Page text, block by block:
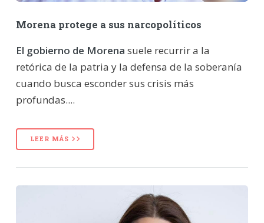
Morena protege a sus narcopolíticos
El gobierno de Morena suele recurrir a la
retórica de la patria y la defensa de la soberanía
cuando busca esconder sus crisis más
profundas....
LEER MÁS